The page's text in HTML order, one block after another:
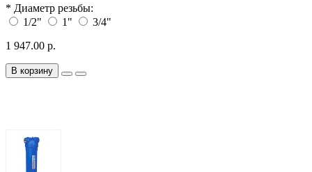
* Диаметр резьбы:
1/2"
1"
3/4"
1 947.00 р.
В корзину